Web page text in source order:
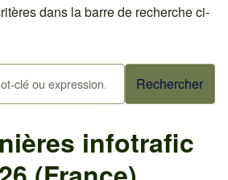
dans la barre de recherche ci-
infotrafic